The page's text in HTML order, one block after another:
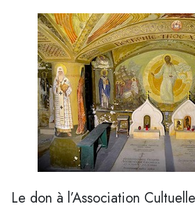
Le don à l’Association